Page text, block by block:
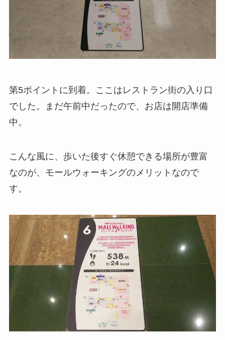
第5ポイントに到着。ここはレストラン街の入り口
でした。まだ午前中だったので、お店は開店準備
中。
こんな風に、歩いた後すぐ休憩できる場所が豊富
なのが、モールウォーキングのメリットなので
す。